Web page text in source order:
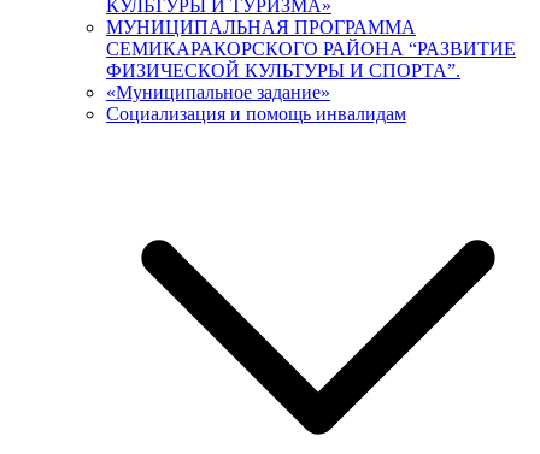
КУЛЬТУРЫ И ТУРИЗМА»
МУНИЦИПАЛЬНАЯ ПРОГРАММА
СЕМИКАРАКОРСКОГО РАЙОНА “РАЗВИТИЕ
ФИЗИЧЕСКОЙ КУЛЬТУРЫ И СПОРТА”.
«Муниципальное задание»
Социализация и помощь инвалидам